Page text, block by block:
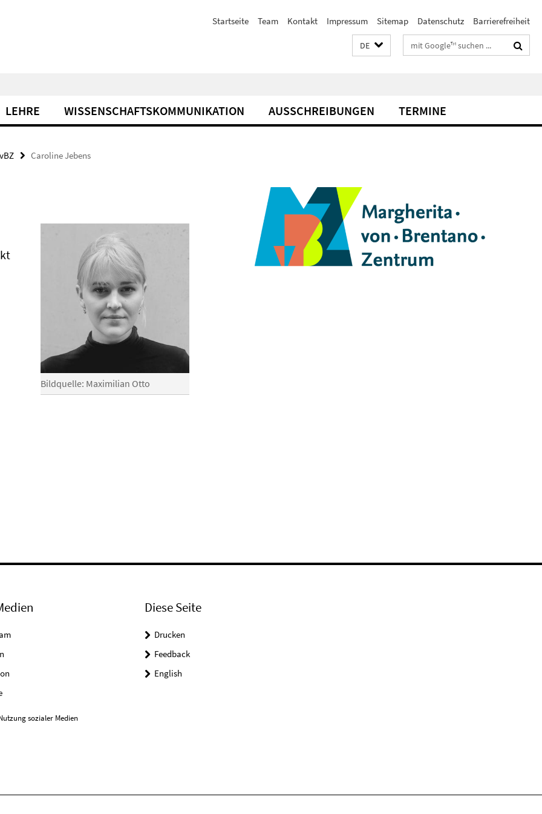
Startseite Team Kontakt Impressum Sitemap Datenschutz Barrierefreiheit
DE Suchbegriffe
LEHRE WISSENSCHAFTSKOMMUNIKATION AUSSCHREIBUNGEN TERMINE
Caroline Jebens
Bildquelle: Maximilian Otto
sozialer Medien
Diese Seite
Drucken
Feedback
English